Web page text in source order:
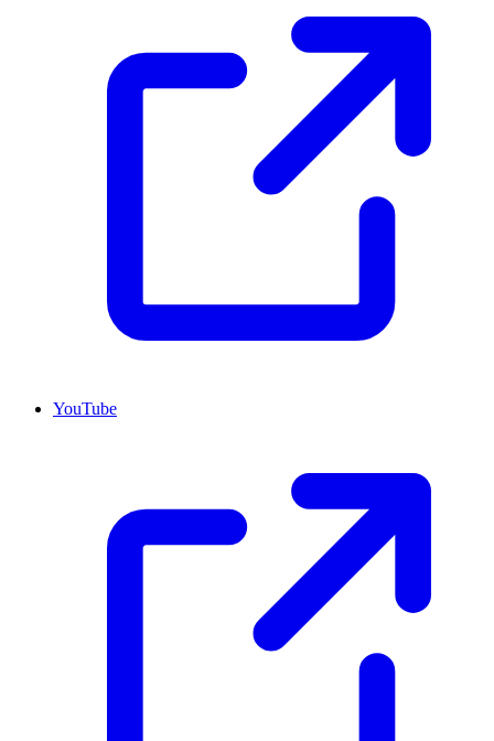
YouTube